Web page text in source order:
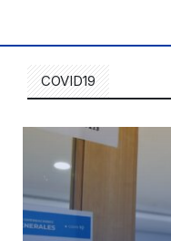
COVID19